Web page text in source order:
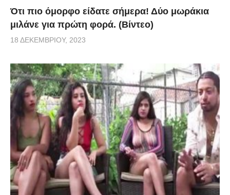
Ότι πιο όμορφο είδατε σήμερα! Δύο μωράκια
μιλάνε για πρώτη φορά. (Βίντεο)
18 ΔΕΚΕΜΒΡΊΟΥ, 2023